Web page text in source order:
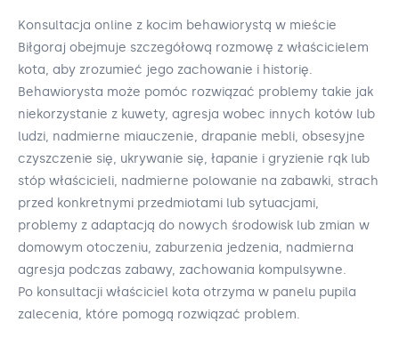
Konsultacja online z kocim behawiorystą w mieście
Biłgoraj obejmuje szczegółową rozmowę z właścicielem
kota, aby zrozumieć jego zachowanie i historię.
Behawiorysta może pomóc rozwiązać problemy takie jak
niekorzystanie z kuwety, agresja wobec innych kotów lub
ludzi, nadmierne miauczenie, drapanie mebli, obsesyjne
czyszczenie się, ukrywanie się, łapanie i gryzienie rąk lub
stóp właścicieli, nadmierne polowanie na zabawki, strach
przed konkretnymi przedmiotami lub sytuacjami,
problemy z adaptacją do nowych środowisk lub zmian w
domowym otoczeniu, zaburzenia jedzenia, nadmierna
agresja podczas zabawy, zachowania kompulsywne.
Po konsultacji właściciel kota otrzyma w panelu pupila
zalecenia, które pomogą rozwiązać problem.